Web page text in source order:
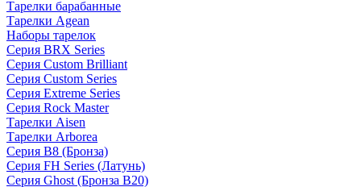
Тарелки барабанные
Тарелки Agean
Наборы тарелок
Серия BRX Series
Серия Custom Brilliant
Серия Custom Series
Серия Extreme Series
Серия Rock Master
Тарелки Aisen
Тарелки Arborea
Серия B8 (Бронза)
Серия FH Series (Латунь)
Серия Ghost (Бронза B20)